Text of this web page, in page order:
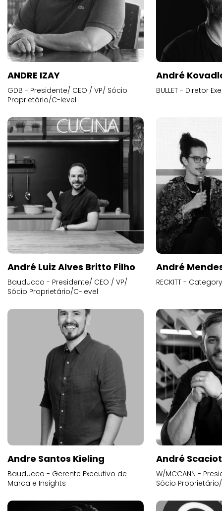
ANDRE IZAY
GDB - Presidente/ CEO / VP/ Sócio
Proprietário/C-level
André
BULLET - Diretor
André Luiz Alves Britto Filho
Bauducco - Presidente/ CEO / VP/
Sócio Proprietário/C-level
André
RECKITT -
Andre Santos Kieling
Bauducco - Gerente Executivo de
Marca e Insights
André
W/MCCANN -
Sócio